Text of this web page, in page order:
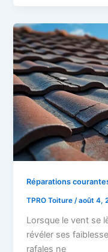
Réparations
TPRO Toiture /août 4,
Lorsque le vent se
révéler ses
rafales ne